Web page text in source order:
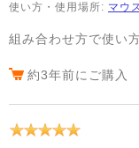
使い方・使用場所: マウ
組み合わせ方で使い
約3年前にご購入